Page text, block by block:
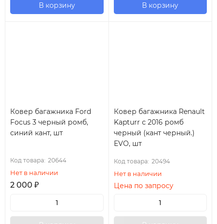
В корзину В корзину
Ковер багажника Ford
Focus 3 черный ромб,
синий кант, шт
Код товара: 20644
Нет в наличии
2 000 ₽
Ковер багажника Renault
Kapturr с 2016 ромб
черный (кант черный.)
EVO, шт
Код товара: 20494
Нет в наличии
Цена по запросу